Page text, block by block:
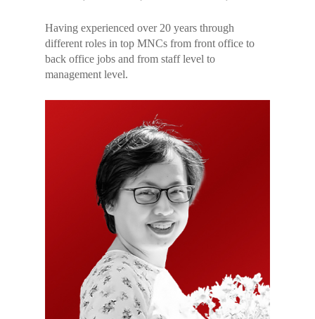
Having experienced over 20 years through
different roles in top MNCs from front office to
back office jobs and from staff level to
management level.
600 662 - 0903 937 662 -
340 386
Trang chủ
Đối tác / Inhouse
Dịch vụ phòng đào
Kinh doanh Bất động
Quản lý vận hành
Tòa nhà
Đào tạo Inhouse
Đào tạo Online